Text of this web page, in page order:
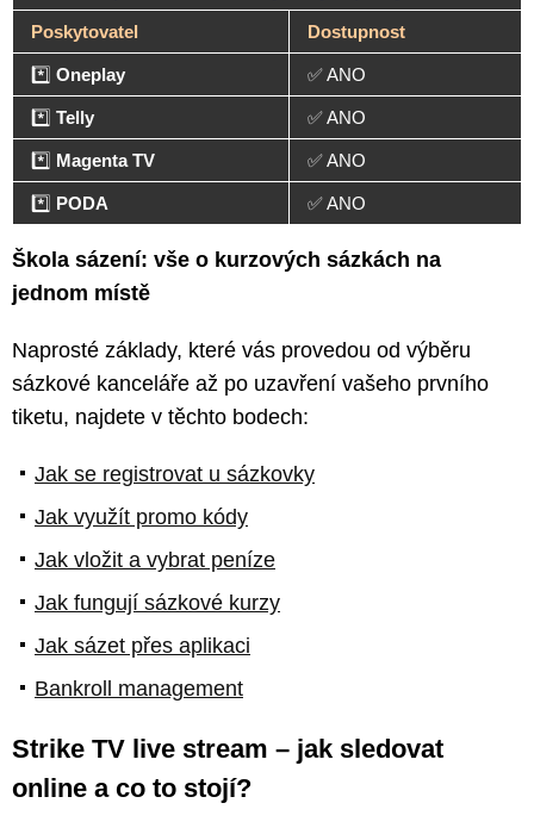
Poskytovatel Dostupnost
*️⃣ Oneplay ✅ ANO
*️⃣ Telly ✅ ANO
*️⃣ Magenta TV ✅ ANO
*️⃣ PODA ✅ ANO
Škola sázení: vše o kurzových sázkách na
jednom místě
Naprosté základy, které vás provedou od výběru
sázkové kanceláře až po uzavření vašeho prvního
tiketu, najdete v těchto bodech:
Jak se registrovat u sázkovky
Jak využít promo kódy
Jak vložit a vybrat peníze
Jak fungují sázkové kurzy
Jak sázet přes aplikaci
Bankroll management
Strike TV live stream – jak sledovat
online a co to stojí?